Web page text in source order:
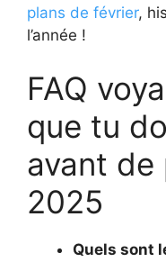
plans de février,
l’année !
FAQ
que tu
avant de
2025
Quels sont